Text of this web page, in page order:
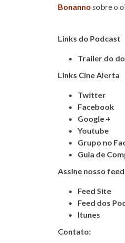
Bonanno sobre o
Links do Podcast
Trailer do
Links Cine Alerta
Twitter
Facebook
Google +
Youtube
Grupo no
Guia de
Assine nosso
Feed Site
Feed dos
Itunes
Contato: